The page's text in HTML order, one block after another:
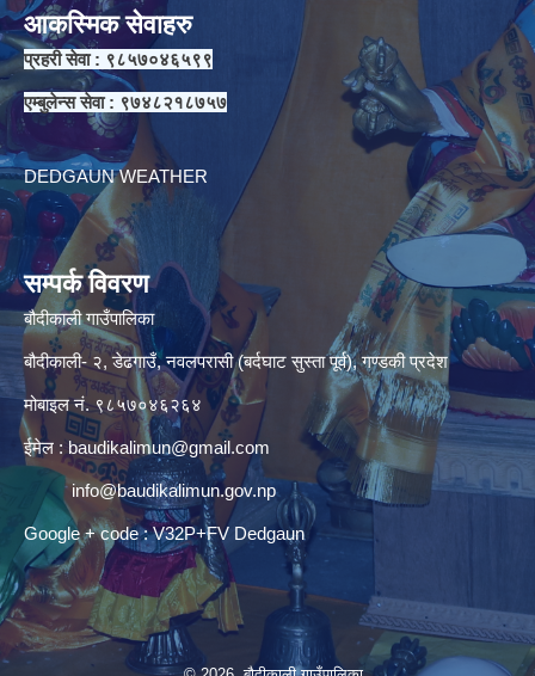
आकस्मिक सेवाहरु
प्रहरी सेवा : ९८५७०४६५९९
एम्बुलेन्स सेवा : ९७४८२१८७५७
DEDGAUN WEATHER
सम्पर्क विवरण
बौदीकाली गाउँपालिका
बौदीकाली- २, डेढगाउँ, नवलपरासी (बर्दघाट सुस्ता पूर्व), गण्डकी प्रदेश
मोबाइल नं. ९८५७०४६२६४
ईमेल : baudikalimun@gmail.com
info@baudikalimun.gov.np
Google + code : V32P+FV Dedgaun